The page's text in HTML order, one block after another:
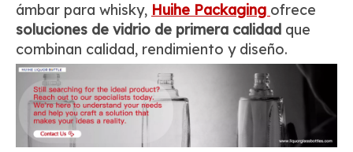
ámbar para whisky, Huihe Packaging ofrece
soluciones de vidrio de primera calidad que
combinan calidad, rendimiento y diseño.